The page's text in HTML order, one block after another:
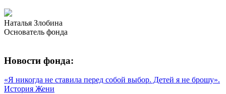
Наталья Злобина
Основатель фонда
Новости фонда:
«Я никогда не ставила перед собой выбор. Детей я не брошу».
История Жени